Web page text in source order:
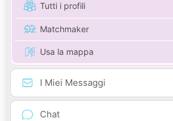
Tutti i profili
Matchmaker
Usa la mappa
I Miei Messaggi
Chat